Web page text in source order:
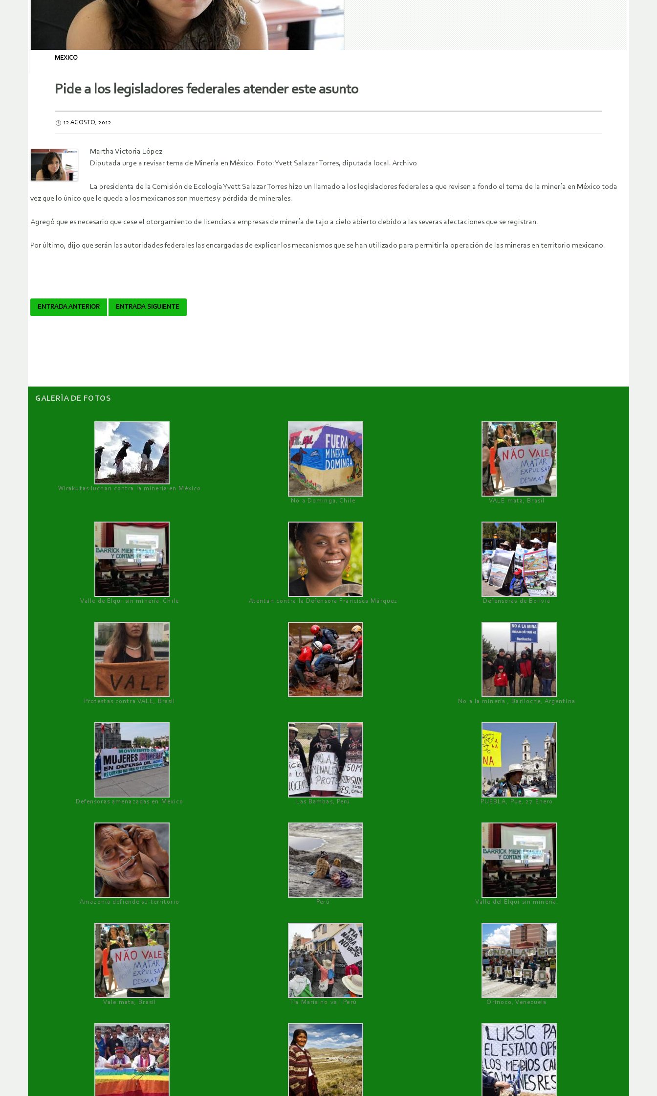
MEXICO
Pide a los legisladores federales atender este asunto
12 AGOSTO, 2012
Martha Victoria López
Diputada urge a revisar tema de Minería en México. Foto: Yvett Salazar Torres, diputada local. Archivo
La presidenta de la Comisión de Ecología Yvett Salazar Torres hizo un llamado a los legisladores federales a que revisen a fondo el tema de la minería en México toda
vez que lo único que le queda a los mexicanos son muertes y pérdida de minerales.
Agregó que es necesario que cese el otorgamiento de licencias a empresas de minería de tajo a cielo abierto debido a las severas afectaciones que se registran.
Por último, dijo que serán las autoridades federales las encargadas de explicar los mecanismos que se han utilizado para permitir la operación de las mineras en territorio mexicano.
Navegador
ENTRADA ANTERIOR ENTRADA SIGUIENTE
GALERÌA DE FOTOS
Wirakutas luchan contra la minería en México
No a Dominga, Chile
VALE mata, Brasil
Valle de Elqui sin minería. Chile Atentan contra la Defensora Francisca Márquez Defensoras de Bolivia
Protestas contra VALE, Brasil No a la minería , Bariloche, Argentina
Defensoras amenazadas en México Las Bambas, Perú PUEBLA, Pue, 27 Enero
Amazonía defiende su territorio Perú Valle del Elqui sin minería.
Vale mata, Brasil Tía María no va ! Perú Orinoco, Venezuela